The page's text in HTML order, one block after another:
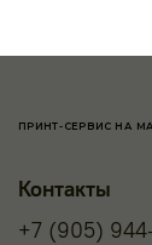
ПРИНТ-СЕРВИС НА
Контакты
+7 (905)